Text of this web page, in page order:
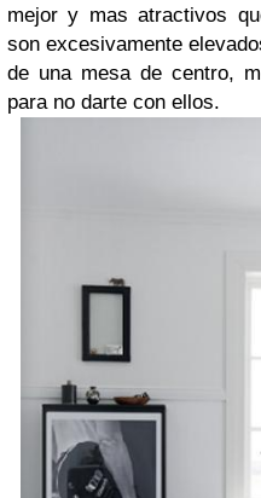
mejor y mas atractivos
son excesivamente
de una mesa de centro,
para no darte con ellos.